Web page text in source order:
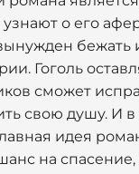
узнают о его
бежать
Гоголь
сможет
свою душу. И в
идея
на